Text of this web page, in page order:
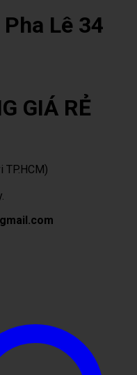
Lê 34
GIÁ RẺ
TP.HCM)